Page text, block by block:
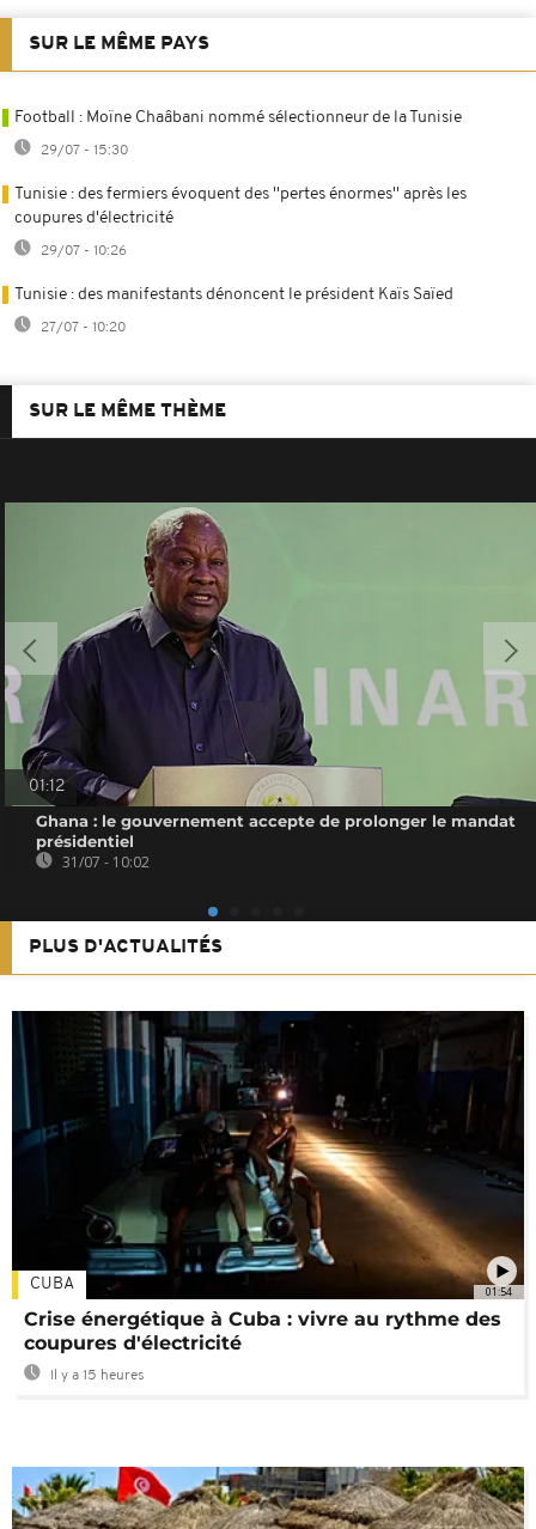
SUR LE MÊME PAYS
Football : Moïne Chaâbani nommé sélectionneur de la Tunisie
29/07 - 15:30
Tunisie : des fermiers évoquent des ''pertes énormes'' après les
coupures d'électricité
29/07 - 10:26
Tunisie : des manifestants dénoncent le président Kaïs Saïed
27/07 - 10:20
SUR LE MÊME THÈME
01:12
Ghana : le gouvernement accepte de prolonger le mandat
présidentiel
31/07 - 10:02
PLUS D'ACTUALITÉS
01:54
CUBA
Crise énergétique à Cuba : vivre au rythme des
coupures d'électricité
Il y a 15 heures